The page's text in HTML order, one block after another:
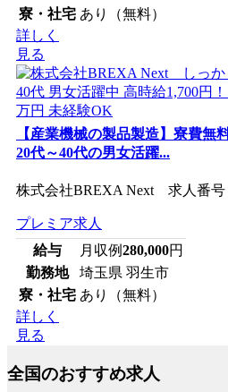
寮・社宅 あり（無料）
詳しく
見る
【産業機械の製品製造】寮費無
20代～40代の男女活躍...
株式会社BREXA Next 求人番号
プレミア求人
給与
月収例280,000円
勤務地
埼玉県 羽生市
寮・社宅 あり（無料）
詳しく
見る
全国のおすすめ求人